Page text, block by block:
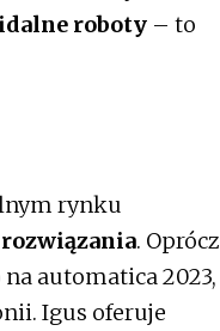
roboty – to
rynku
. Oprócz
automatica 2023,
Igus oferuje